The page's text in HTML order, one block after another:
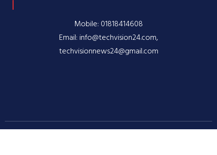
Mobile: 01818414608
Email: info@techvision24.com,
techvisionnews24@gmail.com